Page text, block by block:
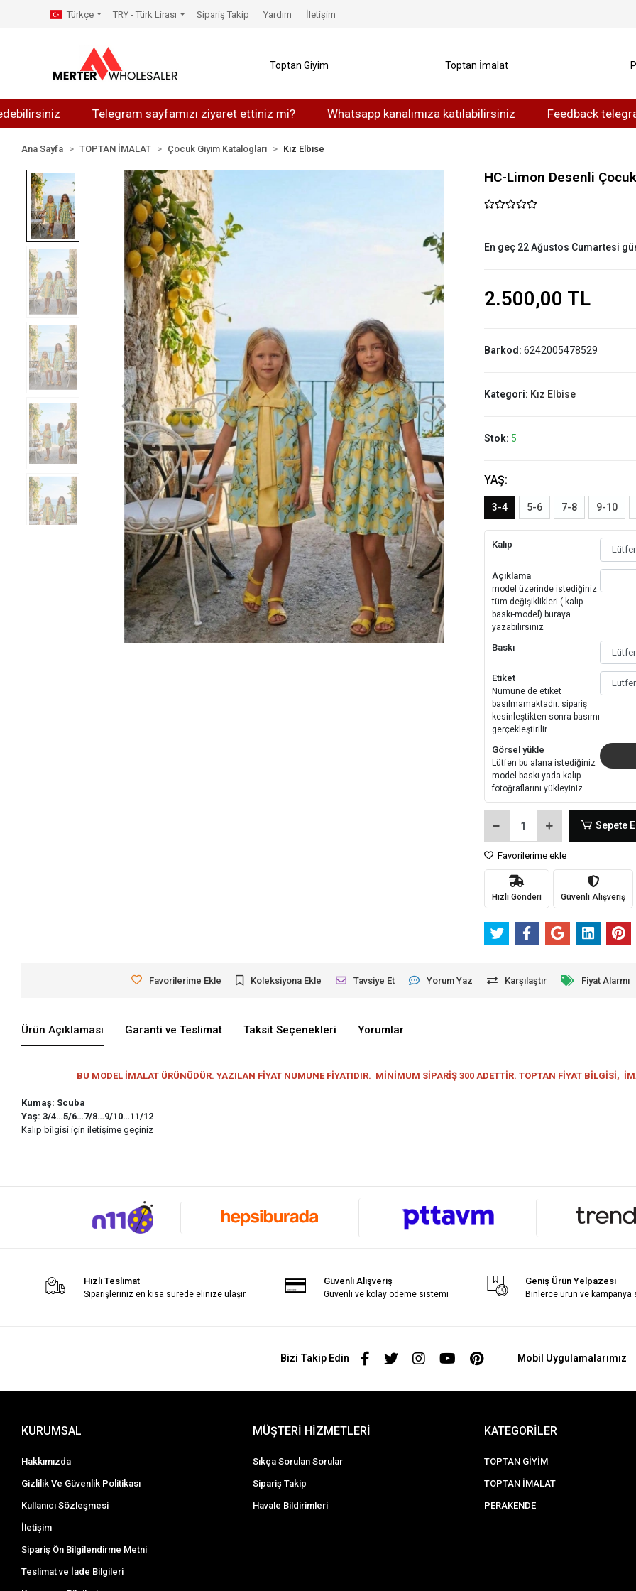
Telegram sayfamızı ziyaret ettiniz mi? Whatsapp kanalımıza katılabilirsiniz Feedback telegram
Türkçe TRY - Türk Lirası Sipariş Takip Yardım İletişim
Toptan Giyim Toptan İmalat
Ana Sayfa TOPTAN İMALAT Çocuk Giyim Katalogları Kız Elbise
HC-Limon Desenli
En geç 22 Ağustos Cumartesi
2.500,00 TL
Barkod: 6242005478529
Kategori: Kız Elbise
Stok: 5
YAŞ:
3-4 5-6 7-8 9-10
Kalıp
Açıklama
model üzerinde istediğiniz
tüm değişiklikleri ( kalıp-
baskı-model) buraya
yazabilirsiniz
Baskı
Etiket
Numune de etiket
basılmamaktadır. sipariş
kesinleştikten sonra basımı
gerçekleştirilir
Görsel yükle
Lütfen bu alana istediğiniz
model baskı yada kalıp
fotoğraflarını yükleyiniz
Sepete
Favorilerime ekle
Hızlı Gönderi Güvenli Alışveriş
Favorilerime Ekle Koleksiyona Ekle Tavsiye Et Yorum Yaz Karşılaştır Fiyat Alarmı
Ürün Açıklaması Garanti ve Teslimat Taksit Seçenekleri Yorumlar
BU MODEL İMALAT ÜRÜNÜDÜR. YAZILAN FİYAT NUMUNE FİYATIDIR. MİNİMUM SİPARİŞ 300 ADETTİR. TOPTAN FİYAT BİLGİSİ,
Kumaş: Scuba
Yaş: 3/4…5/6…7/8…9/10…11/12
Kalıp bilgisi için iletişime geçiniz
Hızlı Teslimat
Siparişleriniz en kısa sürede elinize ulaşır.
Güvenli Alışveriş
Güvenli ve kolay ödeme sistemi
Geniş Ürün Yelpazesi
Binlerce ürün ve kampanya
Bizi Takip Edin Mobil Uygulamalarımız
KURUMSAL
Hakkımızda
Gizlilik Ve Güvenlik Politikası
Kullanıcı Sözleşmesi
İletişim
Sipariş Ön Bilgilendirme Metni
Teslimat ve İade Bilgileri
MÜŞTERİ HİZMETLERİ
Sıkça Sorulan Sorular
Sipariş Takip
Havale Bildirimleri
KATEGORİLER
TOPTAN GİYİM
TOPTAN İMALAT
PERAKENDE